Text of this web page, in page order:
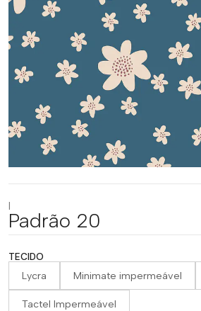
|
Padrão 20
TECIDO
Lycra Minimate impermeável
Tactel Impermeável